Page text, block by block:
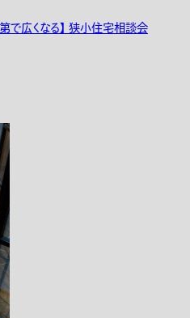
で広くなる】 狭小住宅相談会